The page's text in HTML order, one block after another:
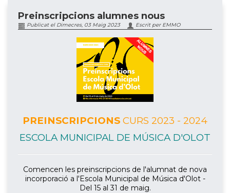
Preinscripcions alumnes nous
Publicat el Dimecres, 03 Maig 2023 Escrit per EMMO
PREINSCRIPCIONS CURS 2023 - 2024
ESCOLA MUNICIPAL DE MÚSICA D'OLOT
Comencen les preinscripcions de l'alumnat de nova
incorporació a l'Escola Municipal de Música d'Olot -
Del 15 al 31 de maig.